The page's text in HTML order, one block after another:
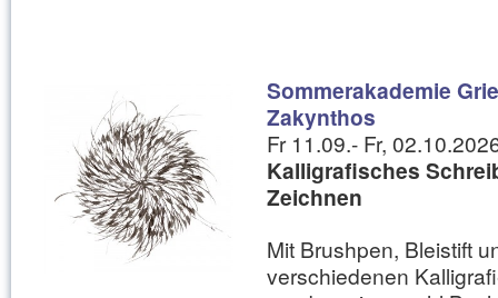
Sommerakademie
Zakynthos
Fr 11.09.- Fr,
Kalligrafisches
Zeichnen
Mit Brushpen, Bleistift
verschiedenen